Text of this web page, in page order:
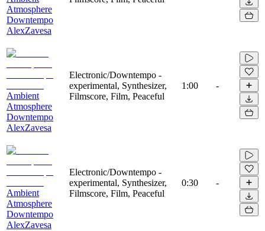
Atmosphere
Downtempo
AlexZavesa
Ambient
Atmosphere
Downtempo
AlexZavesa
Electronic/Downtempo -
experimental, Synthesizer,
Filmscore, Film, Peaceful
1:00 -
Ambient
Atmosphere
Downtempo
AlexZavesa
Electronic/Downtempo -
experimental, Synthesizer,
Filmscore, Film, Peaceful
0:30 -